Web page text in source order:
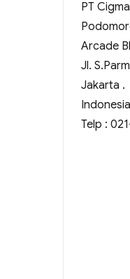
PT
Arcade
Jl.
Jakarta .
Telp :